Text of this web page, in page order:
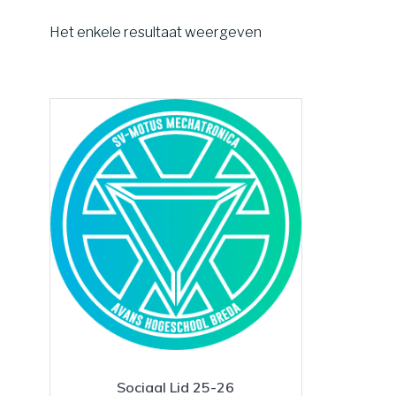
Het enkele resultaat weergeven
Sociaal Lid 25-26